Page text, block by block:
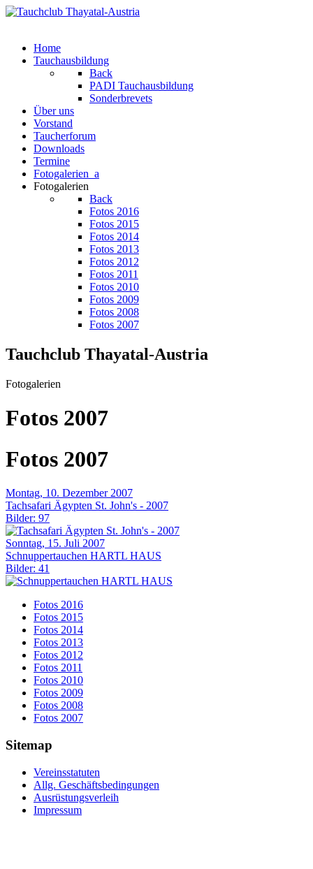
Home
Tauchausbildung
Back
PADI Tauchausbildung
Sonderbrevets
Über uns
Vorstand
Taucherforum
Downloads
Termine
Fotogalerien_a
Fotogalerien
Back
Fotos 2016
Fotos 2015
Fotos 2014
Fotos 2013
Fotos 2012
Fotos 2011
Fotos 2010
Fotos 2009
Fotos 2008
Fotos 2007
Tauchclub Thayatal-Austria
Fotogalerien
Fotos 2007
Fotos 2007
Montag, 10. Dezember 2007
Tachsafari Ägypten St. John's - 2007
Bilder: 97
Sonntag, 15. Juli 2007
Schnuppertauchen HARTL HAUS
Bilder: 41
Fotos 2016
Fotos 2015
Fotos 2014
Fotos 2013
Fotos 2012
Fotos 2011
Fotos 2010
Fotos 2009
Fotos 2008
Fotos 2007
Sitemap
Vereinsstatuten
Allg. Geschäftsbedingungen
Ausrüstungsverleih
Impressum